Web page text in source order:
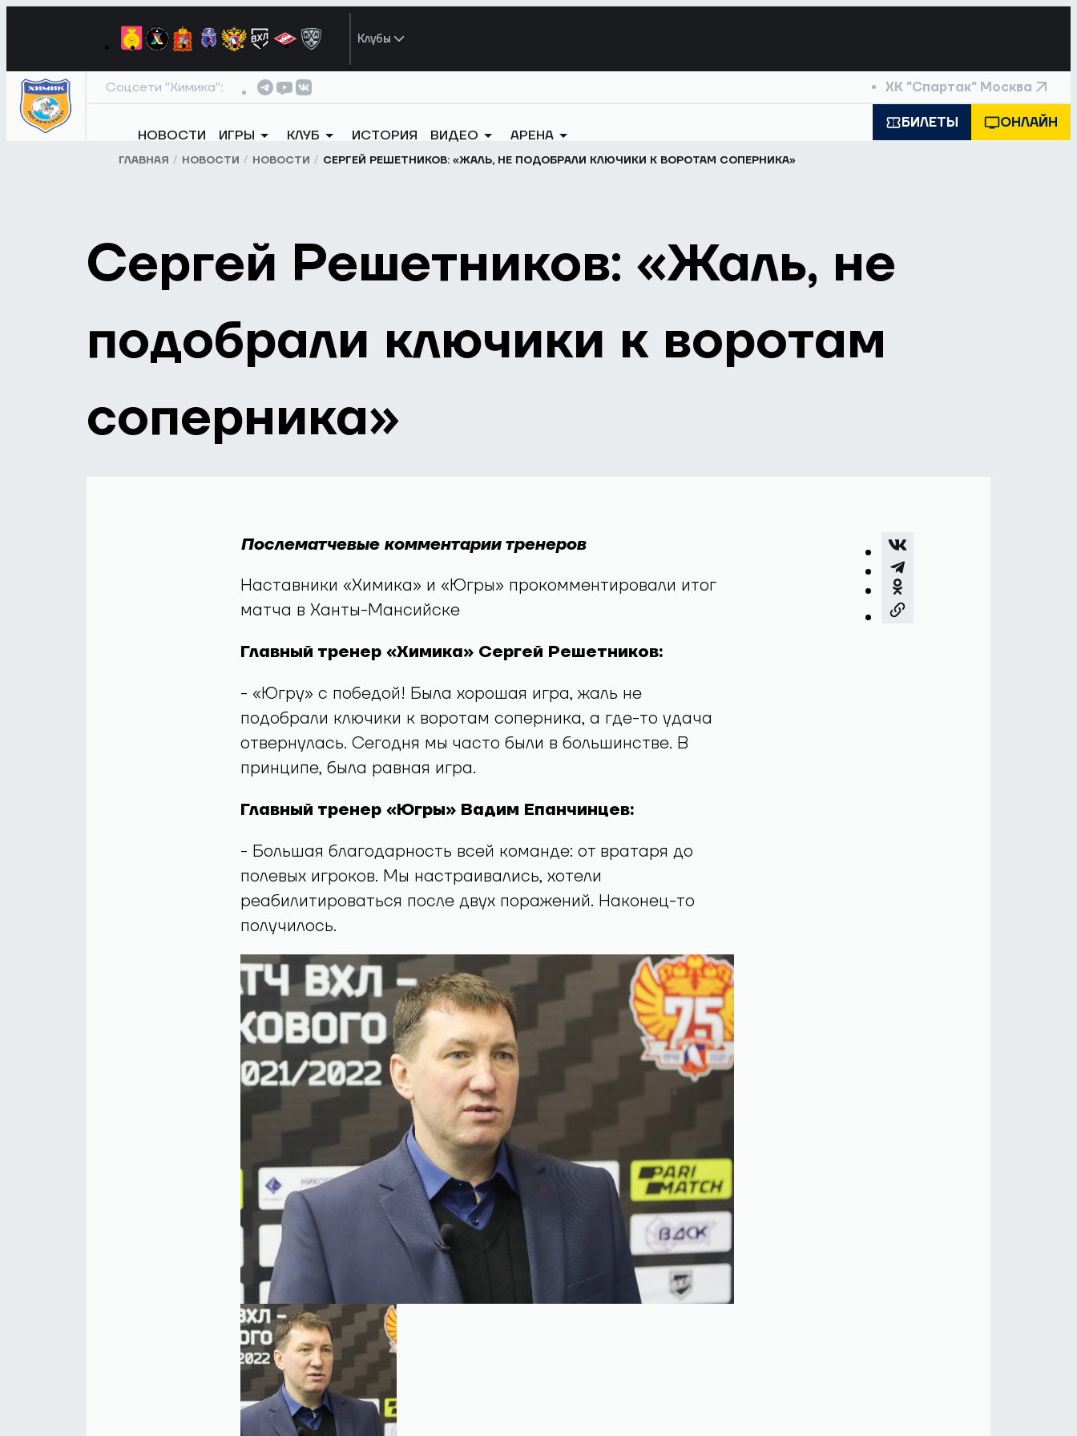
Клубы
Соцсети "Химика": ХК "Спартак" Москва
НОВОСТИ ИГРЫ КЛУБ ИСТОРИЯ ВИДЕО АРЕНА
БИЛЕТЫ ОНЛАЙН
ГЛАВНАЯ НОВОСТИ НОВОСТИ СЕРГЕЙ РЕШЕТНИКОВ: «ЖАЛЬ, НЕ ПОДОБРАЛИ КЛЮЧИКИ К ВОРОТАМ СОПЕРНИКА»
Сергей Решетников: «Жаль, не
подобрали ключики к воротам
соперника»
Послематчевые комментарии тренеров
Наставники «Химика» и «Югры» прокомментировали итог
матча в Ханты-Мансийске
Главный тренер «Химика» Сергей Решетников:
- «Югру» с победой! Была хорошая игра, жаль не
подобрали ключики к воротам соперника, а где-то удача
отвернулась. Сегодня мы часто были в большинстве. В
принципе, была равная игра.
Главный тренер «Югры» Вадим Епанчинцев:
- Большая благодарность всей команде: от вратаря до
полевых игроков. Мы настраивались, хотели
реабилитироваться после двух поражений. Наконец-то
получилось.